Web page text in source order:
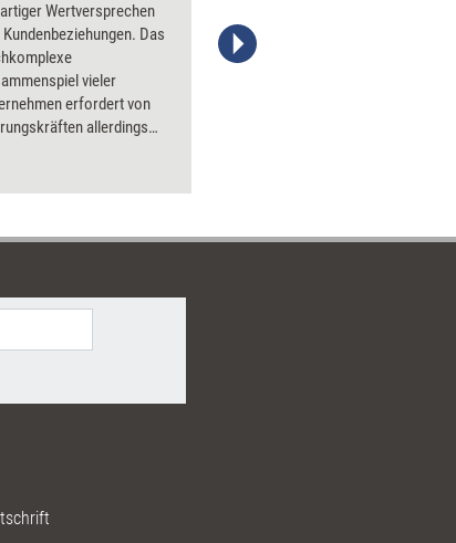
Wertversprechen
Kundenbeziehungen. Das
vieler
erfordert von
allerdings
in Ökosystemen
Stefanie Diers, © www.trainerkoffer.de